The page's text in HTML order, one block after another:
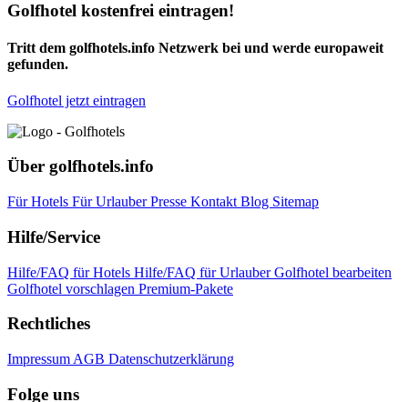
Golfhotel kostenfrei eintragen!
Tritt dem golfhotels.info Netzwerk bei und werde europaweit
gefunden.
Golfhotel jetzt eintragen
Über golfhotels.info
Für Hotels Für UrlauberPresse Kontakt Blog Sitemap
Hilfe/Service
Hilfe/FAQ für Hotels Hilfe/FAQ für UrlauberGolfhotel bearbeiten
Golfhotel vorschlagen Premium-Pakete
Rechtliches
Impressum AGB Datenschutzerklärung
Folge uns